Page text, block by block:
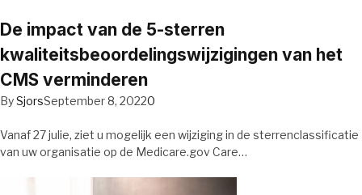
De impact van de 5-sterren
kwaliteitsbeoordelingswijzigingen van het
CMS verminderen
BySjorsSeptember 8, 20220
Vanaf 27 julie, ziet u mogelijk een wijziging in de sterrenclassificatie
van uw organisatie op de Medicare.gov Care…